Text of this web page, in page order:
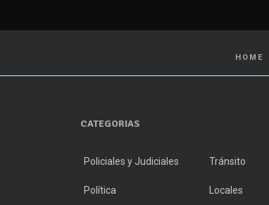
HOME
CATEGORIAS
Policiales y Judiciales Tránsito
Política Locales